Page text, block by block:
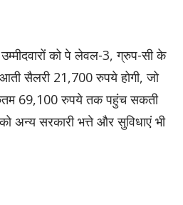
को पे लेवल-3, ग्रुप-सी के
सैलरी 21,700 रुपये होगी, जो
69,100 रुपये तक पहुंच सकती
अन्य सरकारी भत्ते और सुविधाएं भी